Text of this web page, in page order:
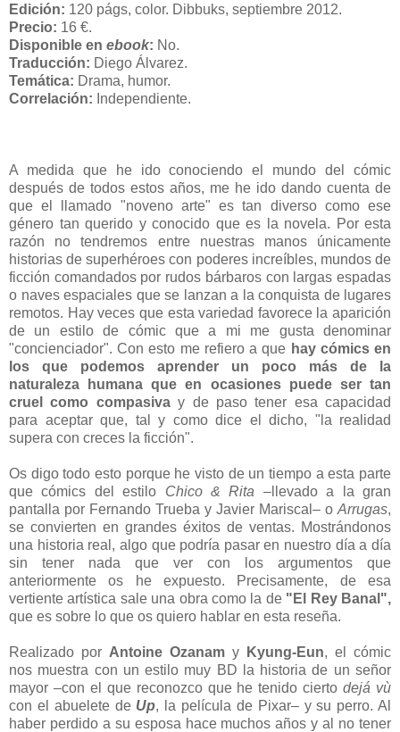
Edición: 120 págs, color. Dibbuks, septiembre 2012.
Precio: 16 €.
Disponible en ebook: No.
Traducción: Diego Álvarez.
Temática: Drama, humor.
Correlación: Independiente.
A medida que he ido conociendo el mundo del cómic
después de todos estos años, me he ido dando cuenta de
que el llamado "noveno arte" es tan diverso como ese
género tan querido y conocido que es la novela. Por esta
razón no tendremos entre nuestras manos únicamente
historias de superhéroes con poderes increíbles, mundos de
ficción comandados por rudos bárbaros con largas espadas
o naves espaciales que se lanzan a la conquista de lugares
remotos. Hay veces que esta variedad favorece la aparición
de un estilo de cómic que a mi me gusta denominar
"concienciador". Con esto me refiero a que hay cómics en
los que podemos aprender un poco más de la
naturaleza humana que en ocasiones puede ser tan
cruel como compasivay de paso tener esa capacidad
para aceptar que, tal y como dice el dicho, "la realidad
supera con creces la ficción".
Os digo todo esto porque he visto de un tiempo a esta parte
que cómics del estilo Chico & Rita –llevado a la gran
pantalla por Fernando Trueba y Javier Mariscal– o Arrugas,
se convierten en grandes éxitos de ventas. Mostrándonos
una historia real, algo que podría pasar en nuestro día a día
sin tener nada que ver con los argumentos que
anteriormente os he expuesto. Precisamente, de esa
vertiente artística sale una obra como la de "El Rey Banal",
que es sobre lo que os quiero hablar en esta reseña.
Realizado por Antoine Ozanam y Kyung-Eun, el cómic
nos muestra con un estilo muy BD la historia de un señor
mayor –con el que reconozco que he tenido ciertodejá vù
con el abuelete de Up, la película de Pixar– y su perro. Al
haber perdido a su esposa hace muchos años y al no tener